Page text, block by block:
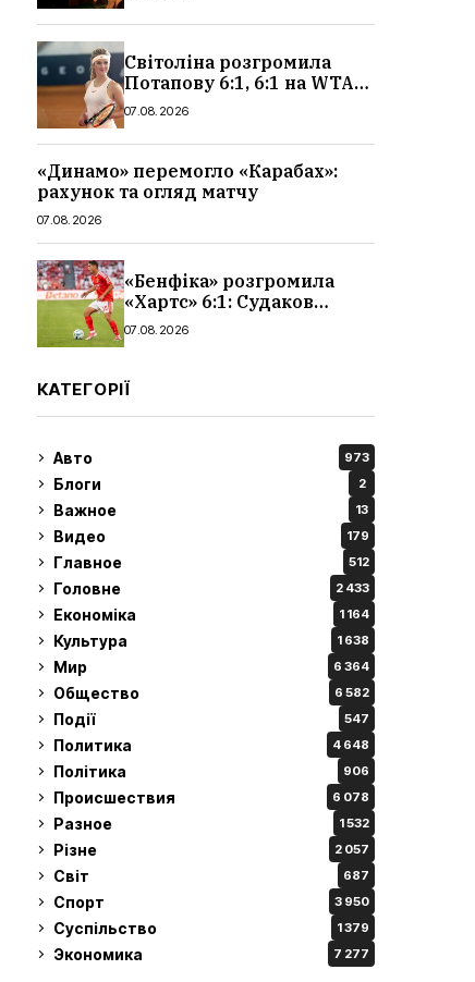
Світоліна розгромила
Потапову 6:1, 6:1 на WTA
1000 у Торонто
07.08.2026
«Динамо» перемогло «Карабах»:
рахунок та огляд матчу
07.08.2026
«Бенфіка» розгромила
«Хартс» 6:1: Судаков
відзначився асистом,
07.08.2026
КАТЕГОРІЇ
Авто 973
Блоги 2
Важное 13
Видео 179
Главное 512
Головне 2 433
Економіка 1 164
Культура 1 638
Мир 6 364
Общество 6 582
Події 547
Политика 4 648
Політика 906
Происшествия 6 078
Разное 1 532
Різне 2 057
Світ 687
Спорт 3 950
Суспільство 1 379
Экономика 7 277